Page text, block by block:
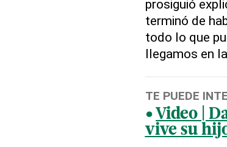
prosiguió
terminó de
todo lo que
llegamos en
TE PUEDE
Video |
vive su